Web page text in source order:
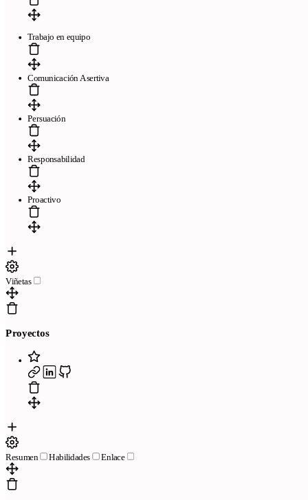
Trabajo en equipo
Comunicación Asertiva
Persuación
Responsabilidad
Proactivo
Viñetas
Proyectos
Resumen Habilidades Enlace
Pages
Free resume templates
online Frequently asked questions
We review your resume in 24 hours
Company
Blog
436f6e74616374